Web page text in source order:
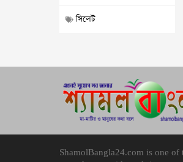
সিলেট
ShamolBangla24.com is one